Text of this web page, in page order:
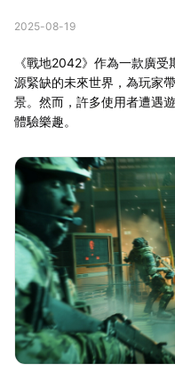
2025-08-19
《戰地2042》作為一款廣
源緊缺的未來世界，為玩家
景。然而，許多使用者遭遇
體驗樂趣。